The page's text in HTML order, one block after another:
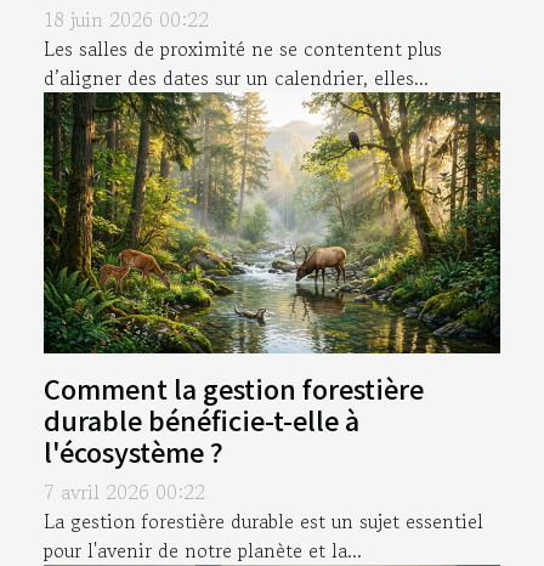
18 juin 2026 00:22
Les salles de proximité ne se contentent plus
d’aligner des dates sur un calendrier, elles...
Comment la gestion forestière
durable bénéficie-t-elle à
l'écosystème ?
7 avril 2026 00:22
La gestion forestière durable est un sujet essentiel
pour l'avenir de notre planète et la...